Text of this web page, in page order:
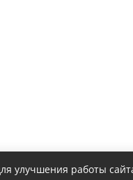
улучшения работы